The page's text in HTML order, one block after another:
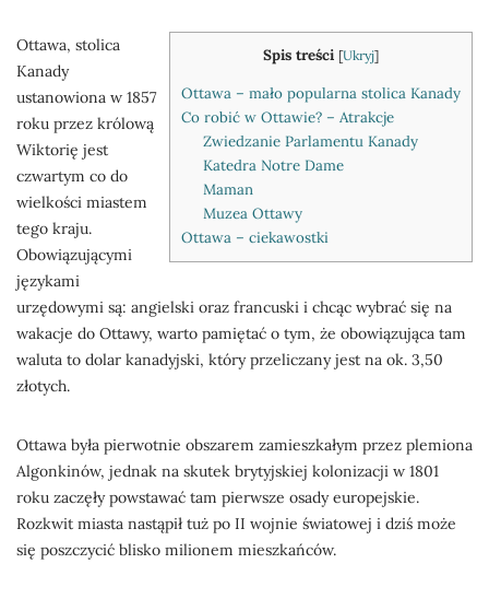
Spis treści [Ukryj]
Ottawa – mało popularna stolica Kanady
Co robić w Ottawie? – Atrakcje
Zwiedzanie Parlamentu Kanady
Katedra Notre Dame
Maman
Muzea Ottawy
Ottawa – ciekawostki
Ottawa, stolica
Kanady
ustanowiona w 1857
roku przez królową
Wiktorię jest
czwartym co do
wielkości miastem
tego kraju.
Obowiązującymi
językami
urzędowymi są: angielski oraz francuski i chcąc wybrać się na
wakacje do Ottawy, warto pamiętać o tym, że obowiązująca tam
waluta to dolar kanadyjski, który przeliczany jest na ok. 3,50
złotych.
Ottawa była pierwotnie obszarem zamieszkałym przez plemiona
Algonkinów, jednak na skutek brytyjskiej kolonizacji w 1801
roku zaczęły powstawać tam pierwsze osady europejskie.
Rozkwit miasta nastąpił tuż po II wojnie światowej i dziś może
się poszczycić blisko milionem mieszkańców.